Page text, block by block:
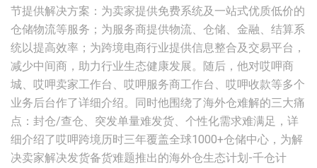
节提供解决方案：为卖家提供免费系统及一站式优质低价的
仓储物流等服务；为服务商提供物流、仓储、金融、结算系
统以提高效率；为跨境电商行业提供信息整合及交易平台，
减少中间商，助力行业生态健康发展。随后，他对哎呷商
城、哎呷卖家工作台、哎呷服务商工作台、哎呷收款等多个
业务后台作了详细介绍。同时他围绕了海外仓难解的三大痛
点：封仓/查仓、突发单量难发货、个性化需求难满足，详
细介绍了哎呷跨境历时三年覆盖全球1000+仓储中心，为解
决卖家解决发货备货难题推出的海外仓生态计划-千仓计